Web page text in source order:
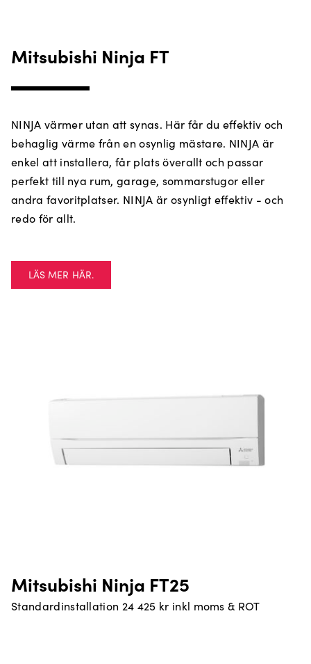
Mitsubishi Ninja FT
NINJA värmer utan att synas. Här får du effektiv och
behaglig värme från en osynlig mästare. NINJA är
enkel att installera, får plats överallt och passar
perfekt till nya rum, garage, sommarstugor eller
andra favoritplatser. NINJA är osynligt effektiv - och
redo för allt.
LÄS MER HÄR.
Mitsubishi Ninja FT25
Standardinstallation 24 425 kr inkl moms & ROT